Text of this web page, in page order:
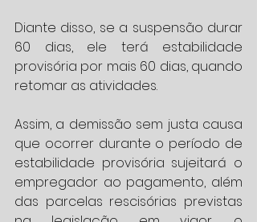
Diante disso, se a suspensão durar
60 dias, ele terá estabilidade
provisória por mais 60 dias, quando
retomar as atividades.
Assim, a demissão sem justa causa
que ocorrer durante o período de
estabilidade provisória sujeitará o
empregador ao pagamento, além
das parcelas rescisórias previstas